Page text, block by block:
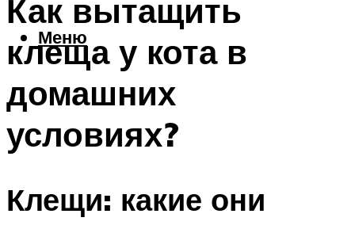
Меню
Как вытащить
клеща у кота в
домашних
условиях?
Клещи: какие они